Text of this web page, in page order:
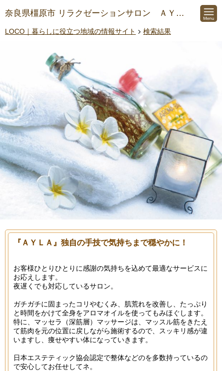
奈良県橿原市 リラクゼーションサロン ＡＹＬＡ
LOCO｜暮らしに役立つ地域の情報サイト 検索結果
『ＡＹＬＡ』独自の手技で気持ちまで穏やかに！
お客様ひとりひとりに感謝の気持ちを込めて最適なサービスに
お応えします。
夜遅くでも対応しているサロン。
ガチガチに固まったコリやむくみ、肌荒れを改善し、たっぷり
と時間をかけて全身をアロマオイルを使ってもみほぐします。
特に、マッセラ（深筋層）マッサージは、マッスル筋をきたえ
て筋肉を元の位置に戻しながら施術するので、スッキリ感が違
いますし、痩せやすい体になっていきます。
日本エステティック協会認定で整体などのを多数持っているの
で安心してお任せしてネ。